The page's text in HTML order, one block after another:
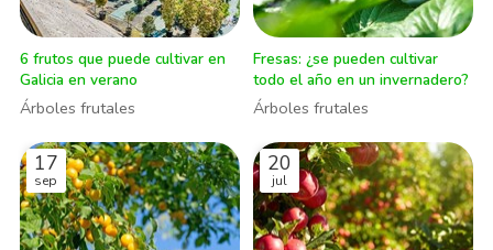
6 frutos que puede cultivar en
Galicia en verano
Árboles frutales
Fresas: ¿se pueden cultivar
todo el año en un invernadero?
Árboles frutales
17
sep
20
jul